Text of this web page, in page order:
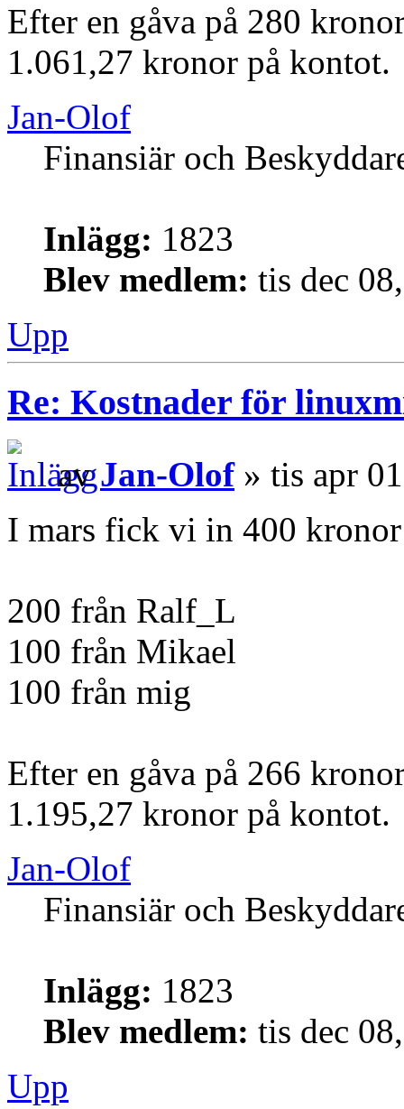
Efter en gåva på 280
1.061,27 kronor på kontot.
Jan-Olof
Finansiär och
Inlägg: 1823
Blev medlem: tis dec
Upp
Re: Kostnader för
avJan-Olof» tis apr
I mars fick vi in 400
200 från Ralf_L
100 från Mikael
100 från mig
Efter en gåva på 266
1.195,27 kronor på kontot.
Jan-Olof
Finansiär och
Inlägg: 1823
Blev medlem: tis dec
Upp